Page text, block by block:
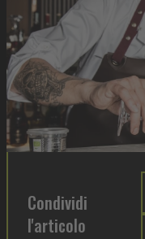
Condividi
l'articolo